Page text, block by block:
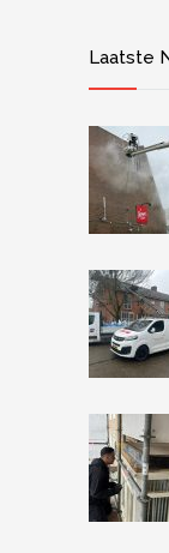
Laatste